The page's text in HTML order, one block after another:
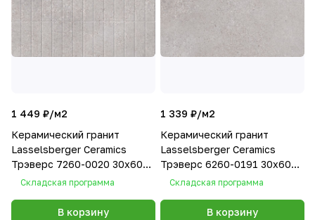
1 449 ₽/м2
Керамический гранит
Lasselsberger Ceramics
Трэверс 7260-0020 30х60
декор
Складская программа
В корзину
1 339 ₽/м2
Керамический гранит
Lasselsberger Ceramics
Трэверс 6260-0191 30х60
светло-серый
Складская программа
В корзину